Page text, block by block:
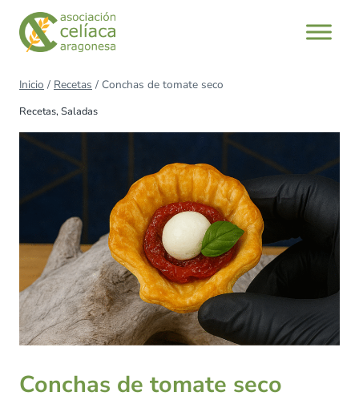
Saltar
contenido
Inicio / Recetas / Conchas de tomate seco
Recetas, Saladas
Conchas de tomate seco